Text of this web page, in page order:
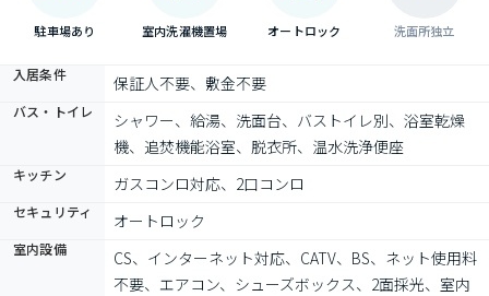
駐車場あり 室内洗濯機置場 オートロック 洗面所独立
入居条件 保証人不要、敷金不要
バス・トイレ
シャワー、給湯、洗面台、バストイレ別、浴室乾燥
機、追焚機能浴室、脱衣所、温水洗浄便座
キッチン ガスコンロ対応、2口コンロ
セキュリティ オートロック
室内設備
CS、インターネット対応、CATV、BS、ネット使用料
不要、エアコン、シューズボックス、2面採光、室内